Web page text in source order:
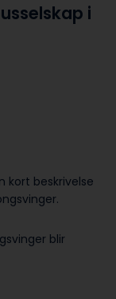
i
kort beskrivelse
blir